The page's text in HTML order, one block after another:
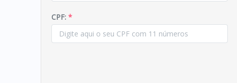
CPF: *